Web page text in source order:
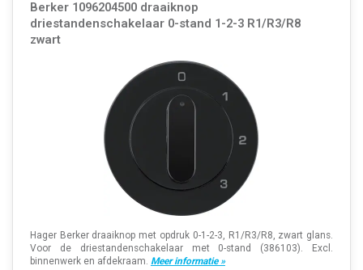
Berker 1096204500 draaiknop
driestandenschakelaar 0-stand 1-2-3 R1/R3/R8
zwart
Hager Berker draaiknop met opdruk 0-1-2-3, R1/R3/R8, zwart glans.
Voor de driestandenschakelaar met 0-stand (386103). Excl.
binnenwerk en afdekraam. Meer informatie »